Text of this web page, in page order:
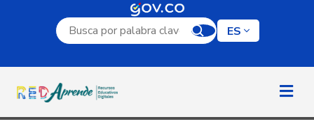
Campo de búsqueda por palabra clave
ES